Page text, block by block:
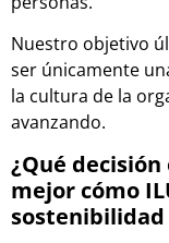
Nuestro objetivo
ser únicamente
la cultura de la
avanzando.
¿Qué
mejor cómo